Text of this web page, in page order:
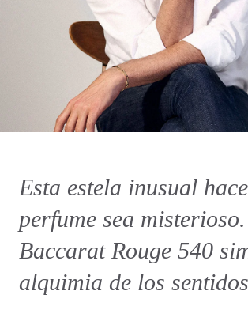
Esta estela inusual
perfume sea misterioso.
Baccarat Rouge 540
alquimia de los